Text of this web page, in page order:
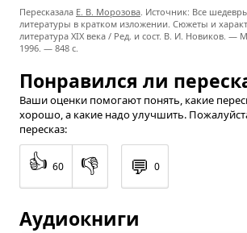
Пересказала Е. В. Морозова. Источник: Все
литературы в кратком изложении. Сюжеты и
литература XIX века / Ред. и сост. В. И. Новиков. —
1996. — 848 с.
Понравился ли
Ваши оценки помогают понять, какие
хорошо, а какие надо улучшить.
пересказ:
👍 60 👎 💬 0
Аудиокниги